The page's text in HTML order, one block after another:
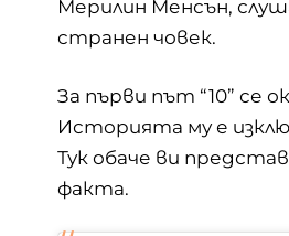
Мерилин Менсън,
странен човек.
За първи път “10” се
Историята му е
Тук обаче ви
факта.